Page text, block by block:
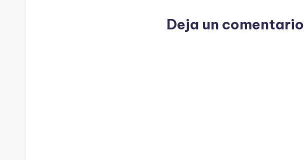
Deja un comentario